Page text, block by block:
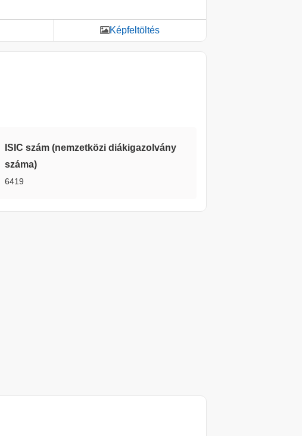
Képfeltöltés
ISIC szám (nemzetközi diákigazolvány
száma)
6419